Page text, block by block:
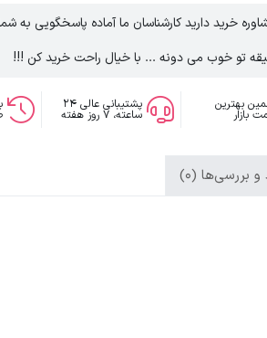
خرید دارید کارشناسان ما آماده پاسخگویی
تو خوب می دونه ... با خیال راحت خرید کن !!!
بهترین
بازار
پشتیبانی عالی ۲۴
ساعته، ۷ روز هفته
و بررسی‌ها (0)